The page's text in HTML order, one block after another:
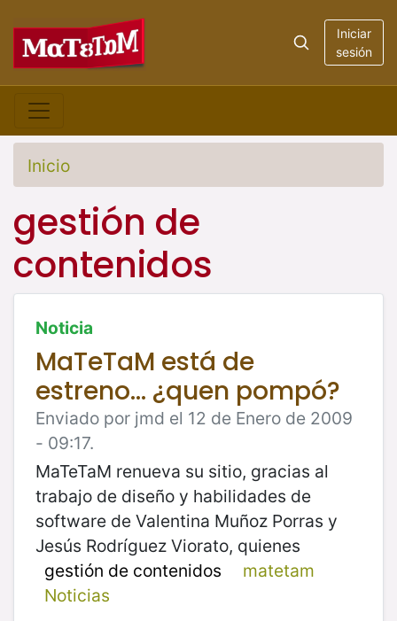
Iniciar
sesión
Inicio
gestión de
contenidos
Noticia
MaTeTaM está de
estreno... ¿quen pompó?
Enviado por jmd el 12 de Enero de 2009
- 09:17.
MaTeTaM renueva su sitio, gracias al
trabajo de diseño y habilidades de
software de Valentina Muñoz Porras y
Jesús Rodríguez Viorato, quienes
gestión de contenidos
matetam
Noticias